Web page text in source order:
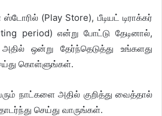
(Play Store), பீடியட் டிராக்கர்
period) என்று போட்டு தேடினால்,
ஒன்று தேர்ந்தெடுத்து உங்களது
கொள்ளுங்கள்.
நாட்களை அதில் குறித்து வைத்தால்
செய்து வாருங்கள்.